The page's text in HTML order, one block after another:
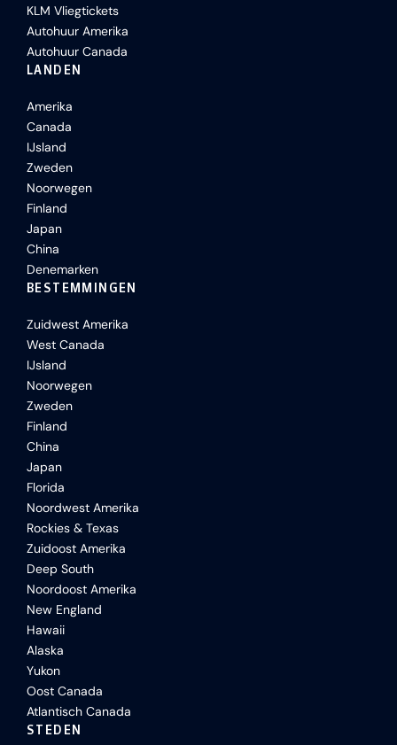
KLM Vliegtickets
Autohuur Amerika
Autohuur Canada
LANDEN
Amerika
Canada
IJsland
Zweden
Noorwegen
Finland
Japan
China
Denemarken
BESTEMMINGEN
Zuidwest Amerika
West Canada
IJsland
Noorwegen
Zweden
Finland
China
Japan
Florida
Noordwest Amerika
Rockies & Texas
Zuidoost Amerika
Deep South
Noordoost Amerika
New England
Hawaii
Alaska
Yukon
Oost Canada
Atlantisch Canada
STEDEN